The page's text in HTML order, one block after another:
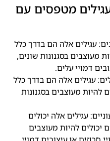
מטפסים עם
עגילים אלה הם בדרך כלל
מעוצבים בסגנונות שונים,
דמויי עלים.
עגילים אלה הם בדרך כלל
להיות מעוצבים בסגנונות
עגילים אלה יכולים
יכולים להיות מעוצבים